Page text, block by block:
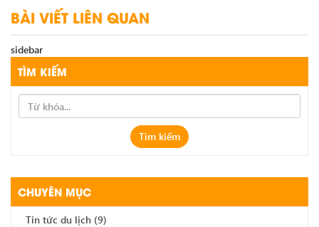
BÀI VIẾT LIÊN QUAN
sidebar
TÌM KIẾM
Tìm kiếm
CHUYÊN MỤC
Tin tức du lịch (9)